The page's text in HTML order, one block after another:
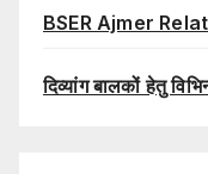
BSER Ajmer
दिव्यांग बालकों हेतु